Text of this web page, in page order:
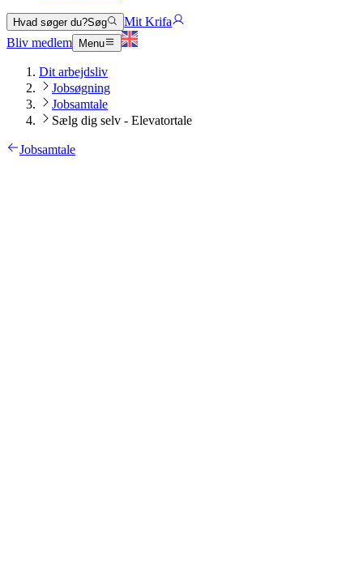
Hvad søger du?Søg
Mit Krifa
Bliv medlem
Menu
Dit arbejdsliv
Jobsøgning
Jobsamtale
Sælg dig selv - Elevatortale
Jobsamtale